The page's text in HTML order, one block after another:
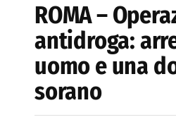
ROMA –
antidroga:
uomo e una
sorano